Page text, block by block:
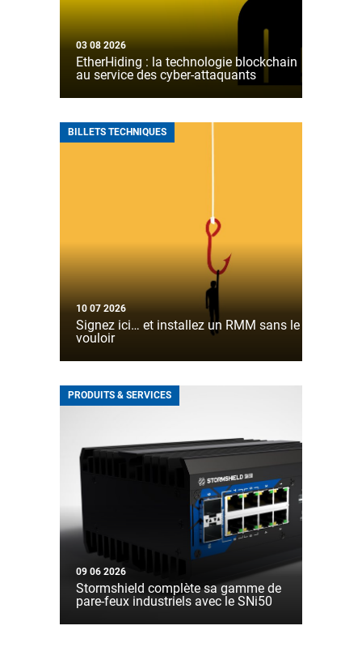
03 08 2026
EtherHiding : la technologie blockchain
au service des cyber-attaquants
BILLETS TECHNIQUES
10 07 2026
Signez ici… et installez un RMM sans le
vouloir
PRODUITS & SERVICES
09 06 2026
Stormshield complète sa gamme de
pare-feux industriels avec le SNi50